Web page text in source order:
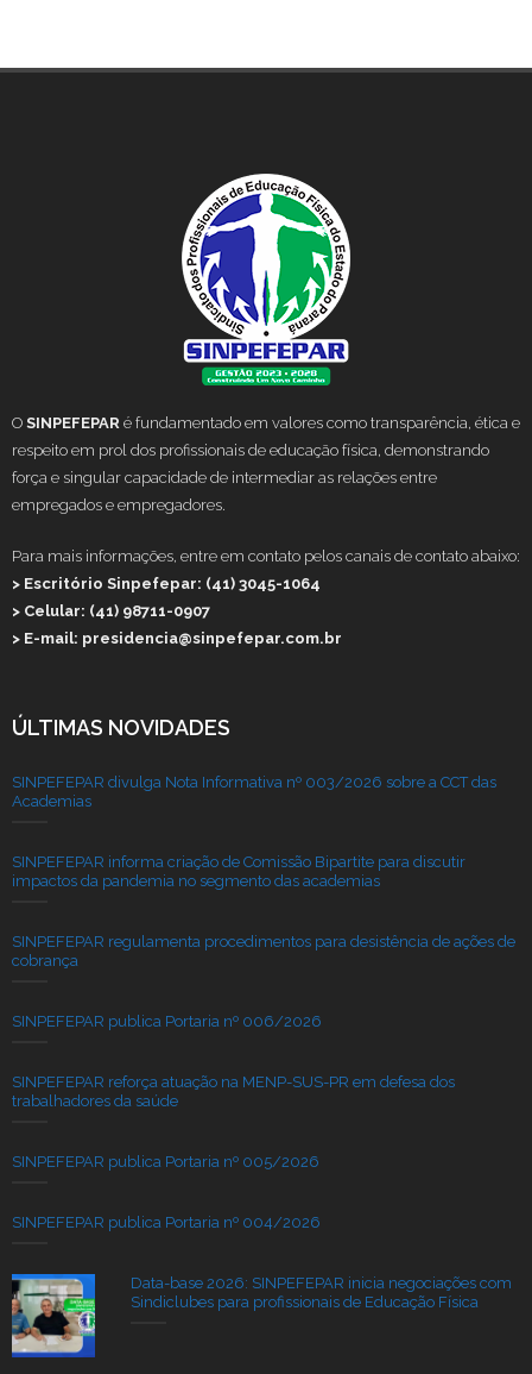
O SINPEFEPAR é fundamentado em valores como transparência, ética e
respeito em prol dos profissionais de educação física, demonstrando
força e singular capacidade de intermediar as relações entre
empregados e empregadores.
Para mais informações, entre em contato pelos canais de contato abaixo:
> Escritório Sinpefepar: (41) 3045-1064
> Celular: (41) 98711-0907
> E-mail: presidencia@sinpefepar.com.br
ÚLTIMAS NOVIDADES
SINPEFEPAR divulga Nota Informativa nº 003/2026 sobre a CCT das
Academias
SINPEFEPAR informa criação de Comissão Bipartite para discutir
impactos da pandemia no segmento das academias
SINPEFEPAR regulamenta procedimentos para desistência de ações de
cobrança
SINPEFEPAR publica Portaria nº 006/2026
SINPEFEPAR reforça atuação na MENP-SUS-PR em defesa dos
trabalhadores da saúde
SINPEFEPAR publica Portaria nº 005/2026
SINPEFEPAR publica Portaria nº 004/2026
Data-base 2026: SINPEFEPAR inicia negociações com
Sindiclubes para profissionais de Educação Física